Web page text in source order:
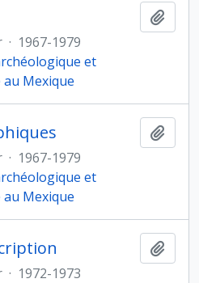
· 1967-1979
et
Mexique
· 1967-1979
et
Mexique
· 1972-1973